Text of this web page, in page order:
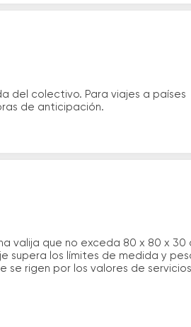
del colectivo. Para viajes a países
de anticipación.
valija que no exceda 80 x 80 x 30
supera los límites de medida y
se rigen por los valores de